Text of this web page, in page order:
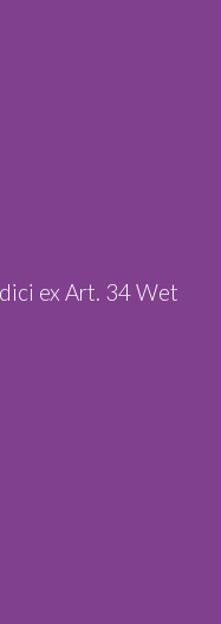
ex Art. 34 Wet